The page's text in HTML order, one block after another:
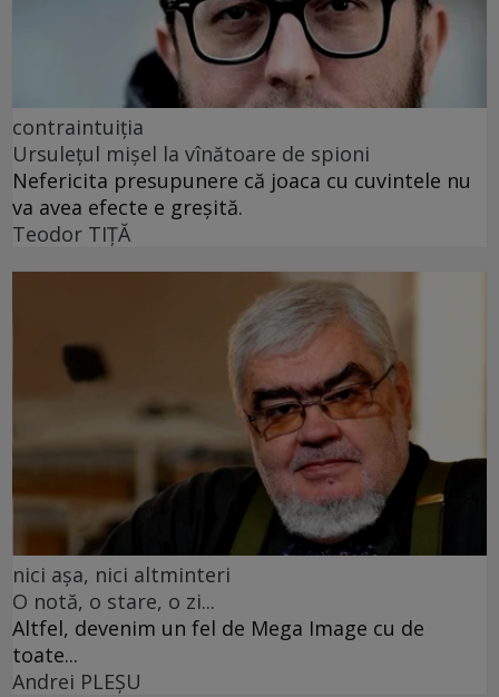
contraintuiția
Ursulețul mișel la vînătoare de spioni
Nefericita presupunere că joaca cu cuvintele nu
va avea efecte e greșită.
Teodor TIŢĂ
nici așa, nici altminteri
O notă, o stare, o zi...
Altfel, devenim un fel de Mega Image cu de
toate...
Andrei PLEŞU